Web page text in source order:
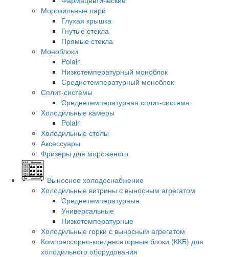
Морозильные лари
Глухая крышка
Гнутые стекла
Прямые стекла
Моноблоки
Polair
Низкотемпературный моноблок
Среднетемпературный моноблок
Сплит-системы
Среднетемпературная сплит-система
Холодильные камеры
Polair
Холодильные столы
Аксессуары
Фризеры для мороженого
Выносное холодоснабжение
Холодильные витрины с выносным агрегатом
Среднетемпературные
Универсальные
Низкотемпературные
Холодильные горки с выносным агрегатом
Компрессорно-конденсаторные блоки (ККБ) для
холодильного оборудования